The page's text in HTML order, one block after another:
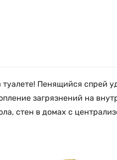
Пенящийся спрей
загрязнений на
стен в домах с